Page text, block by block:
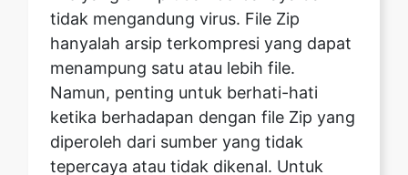
Namun, penting untuk berhati-hati
ketika berhadapan dengan file Zip yang
diperoleh dari sumber yang tidak
tepercaya atau tidak dikenal. Untuk
melindungi komputer Anda dari virus
asli, instal perangkat lunak antivirus dan
jaga agar tetap berjalan sepanjang